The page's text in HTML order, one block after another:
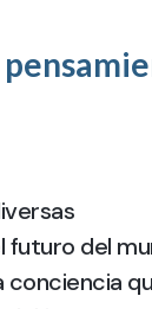
futuro del